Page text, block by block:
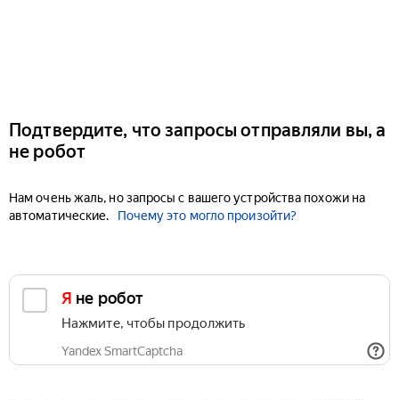
Подтвердите, что запросы отправляли вы, а
не робот
Нам очень жаль, но запросы с вашего устройства похожи на
автоматические.
Почему это могло произойти?
Я не робот
Нажмите, чтобы продолжить
Yandex SmartCaptcha